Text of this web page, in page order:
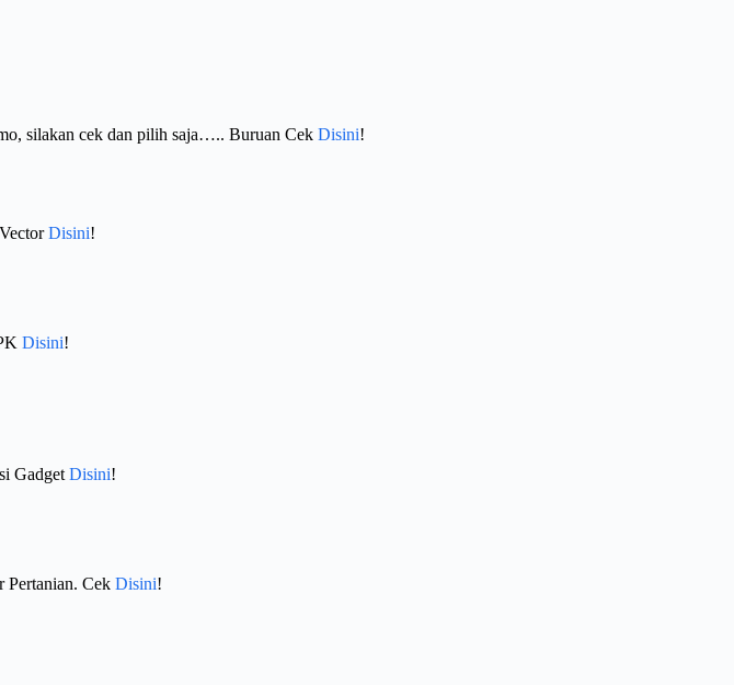
silakan cek dan pilih saja….. Buruan Cek Disini!
Disini!
Disini!
GadgetDisini!
Pertanian. Cek Disini!